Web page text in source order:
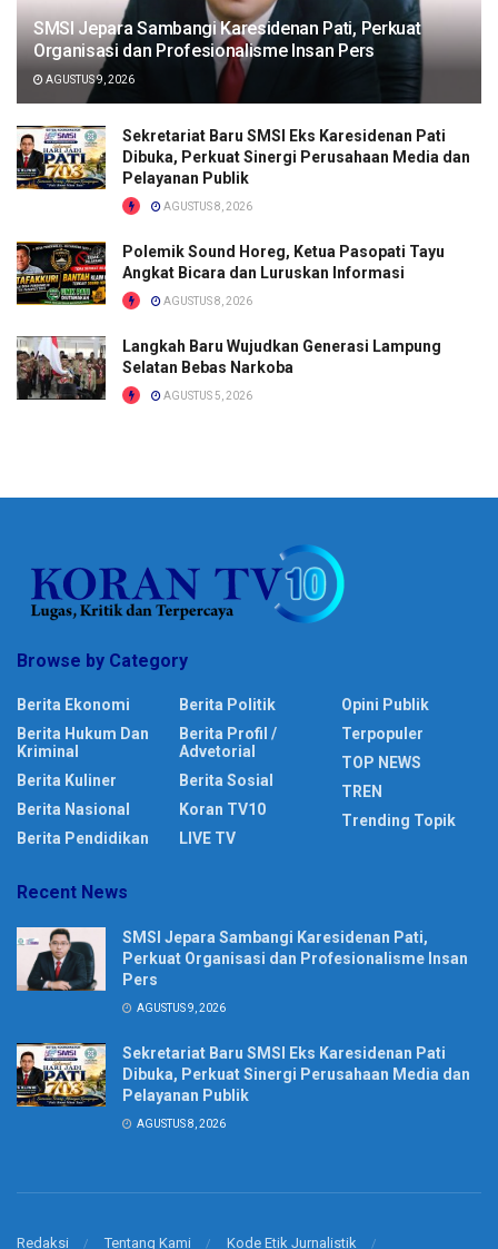
SMSI Jepara Sambangi Karesidenan Pati, Perkuat
Organisasi dan Profesionalisme Insan Pers
AGUSTUS 9, 2026
Sekretariat Baru SMSI Eks Karesidenan Pati
Dibuka, Perkuat Sinergi Perusahaan Media dan
Pelayanan Publik
AGUSTUS 8, 2026
Polemik Sound Horeg, Ketua Pasopati Tayu
Angkat Bicara dan Luruskan Informasi
AGUSTUS 8, 2026
Langkah Baru Wujudkan Generasi Lampung
Selatan Bebas Narkoba
AGUSTUS 5, 2026
Browse by Category
Berita Ekonomi
Berita Hukum Dan
Kriminal
Berita Kuliner
Berita Nasional
Berita Pendidikan
Berita Politik
Berita Profil /
Advetorial
Berita Sosial
Koran TV10
LIVE TV
Opini Publik
Terpopuler
TOP NEWS
TREN
Trending Topik
Recent News
SMSI Jepara Sambangi Karesidenan Pati,
Perkuat Organisasi dan Profesionalisme Insan
Pers
AGUSTUS 9, 2026
Sekretariat Baru SMSI Eks Karesidenan Pati
Dibuka, Perkuat Sinergi Perusahaan Media dan
Pelayanan Publik
AGUSTUS 8, 2026
Redaksi Tentang Kami Kode Etik Jurnalistik